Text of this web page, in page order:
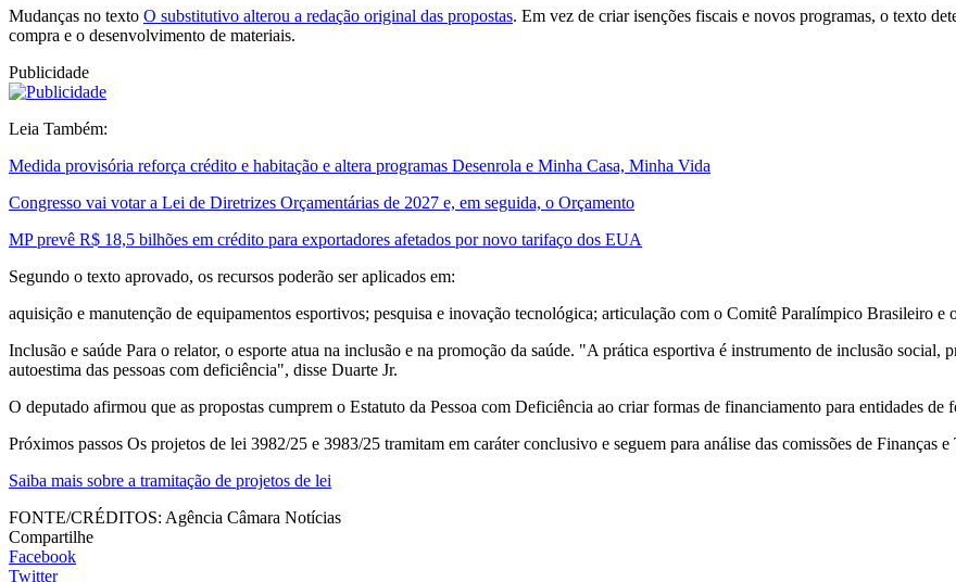
Mudanças no texto O substitutivo alterou a redação original das propostas. Em vez de criar isenções fiscais e novos programas, o texto
compra e o desenvolvimento de materiais.
Publicidade
Leia Também:
Medida provisória reforça crédito e habitação e altera programas Desenrola e Minha Casa, Minha Vida
Congresso vai votar a Lei de Diretrizes Orçamentárias de 2027 e, em seguida, o Orçamento
MP prevê R$ 18,5 bilhões em crédito para exportadores afetados por novo tarifaço dos EUA
Segundo o texto aprovado, os recursos poderão ser aplicados em:
aquisição e manutenção de equipamentos esportivos; pesquisa e inovação tecnológica; articulação com o Comitê Paralímpico Brasileiro e
Inclusão e saúde Para o relator, o esporte atua na inclusão e na promoção da saúde. "A prática esportiva é instrumento de inclusão
autoestima das pessoas com deficiência", disse Duarte Jr.
O deputado afirmou que as propostas cumprem o Estatuto da Pessoa com Deficiência ao criar formas de financiamento para entidades de
Próximos passos Os projetos de lei 3982/25 e 3983/25 tramitam em caráter conclusivo e seguem para análise das comissões de Finanças
Saiba mais sobre a tramitação de projetos de lei
FONTE/CRÉDITOS: Agência Câmara Notícias
Compartilhe
Facebook
Twitter